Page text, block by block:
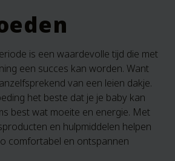
is een waardevolle tijd die met
een succes kan worden. Want
van een leien dakje.
het beste dat je je baby kan
best wat moeite en energie. Met
en hulpmiddelen helpen
comfortabel en ontspannen